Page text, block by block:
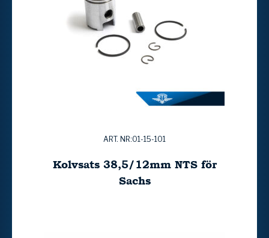
ART. NR:01-15-101
Kolvsats 38,5/12mm NTS för
Sachs